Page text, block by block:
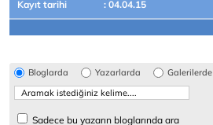
Kayıt tarihi
: 04.04.15
Bloglarda Yazarlarda Galerilerde
Sadece bu yazarın bloglarında ara